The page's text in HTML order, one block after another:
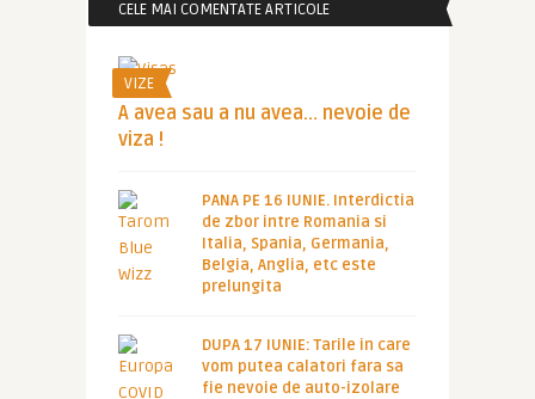
CELE MAI COMENTATE ARTICOLE
VIZE
A avea sau a nu avea… nevoie de
viza !
PANA PE 16 IUNIE. Interdictia
de zbor intre Romania si
Italia, Spania, Germania,
Belgia, Anglia, etc este
prelungita
DUPA 17 IUNIE: Tarile in care
vom putea calatori fara sa
fie nevoie de auto-izolare